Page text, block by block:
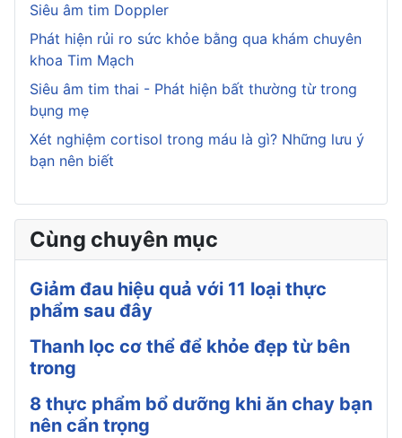
Siêu âm tim Doppler
Phát hiện rủi ro sức khỏe bằng qua khám chuyên
khoa Tim Mạch
Siêu âm tim thai - Phát hiện bất thường từ trong
bụng mẹ
Xét nghiệm cortisol trong máu là gì? Những lưu ý
bạn nên biết
Cùng chuyên mục
Giảm đau hiệu quả với 11 loại thực
phẩm sau đây
Thanh lọc cơ thể để khỏe đẹp từ bên
trong
8 thực phẩm bổ dưỡng khi ăn chay bạn
nên cẩn trọng